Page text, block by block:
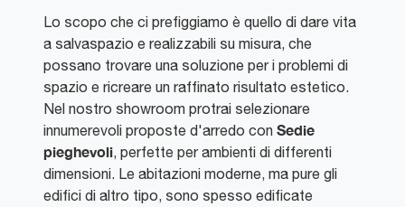
Lo scopo che ci prefiggiamo è quello di dare vita
a salvaspazio e realizzabili su misura, che
possano trovare una soluzione per i problemi di
spazio e ricreare un raffinato risultato estetico.
Nel nostro showroom protrai selezionare
innumerevoli proposte d'arredo con Sedie
pieghevoli, perfette per ambienti di differenti
dimensioni. Le abitazioni moderne, ma pure gli
edifici di altro tipo, sono spesso edificate